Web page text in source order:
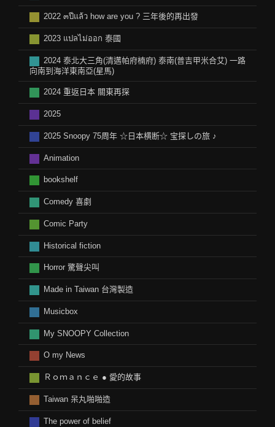
2022 ๓ปีแล้ว how are you ? 三年後的再出發
2023 แปลไม่ออก 泰國
2024 泰北大三角(清邁帕府楠府) 泰南(普吉甲米合艾) 一路
向南到海洋東南亞(星馬)
2024 重返日本 關東再探
2025
2025 Snoopy 75周年 ☆日本横断☆ 宝探しの旅 ♪
Animation
bookshelf
Comedy 喜劇
Comic Party
Historical fiction
Horror 驚聲尖叫
Made in Taiwan 台灣製造
Musicbox
My SNOOPY Collection
O my News
Ｒｏｍａｎｃｅ ● 愛的故事
Taiwan 呆丸啪啪造
The power of belief